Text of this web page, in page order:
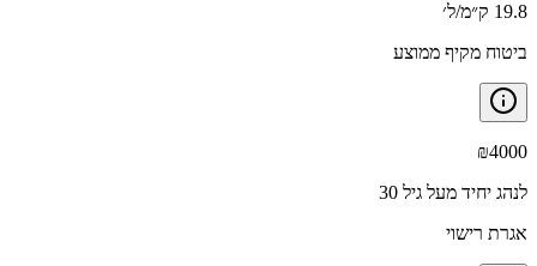
19.8 ק״מ/ל׳
ביטוח מקיף ממוצע
₪4000
לנהג יחיד מעל גיל 30
אגרת רישוי